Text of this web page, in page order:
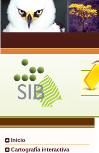
Inicio
Cartografía interactiva